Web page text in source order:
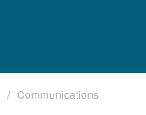
Communications